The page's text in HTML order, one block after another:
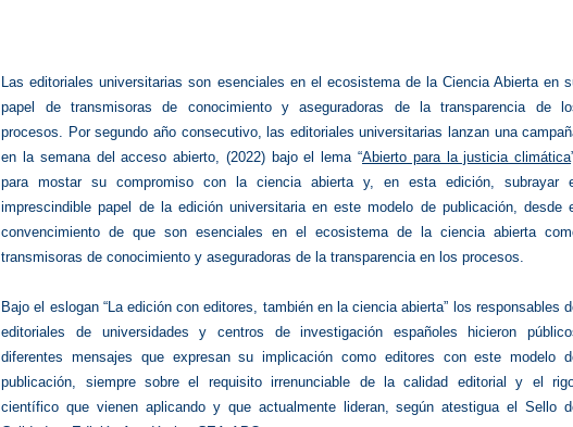
Las editoriales universitarias son esenciales en el ecosistema de la Ciencia Abierta en
papel de transmisoras de conocimiento y aseguradoras de la transparencia de
procesos. Por segundo año consecutivo, las editoriales universitarias lanzan una
en la semana del acceso abierto, (2022) bajo el lema “Abierto para la justicia climática
para mostar su compromiso con la ciencia abierta y, en esta edición, subrayar
imprescindible papel de la edición universitaria en este modelo de publicación, desde
convencimiento de que son esenciales en el ecosistema de la ciencia abierta
transmisoras de conocimiento y aseguradoras de la transparencia en los procesos.
Bajo el eslogan “La edición con editores, también en la ciencia abierta” los responsables
editoriales de universidades y centros de investigación españoles hicieron
diferentes mensajes que expresan su implicación como editores con este modelo
publicación, siempre sobre el requisito irrenunciable de la calidad editorial y el
científico que vienen aplicando y que actualmente lideran, según atestigua el Sello